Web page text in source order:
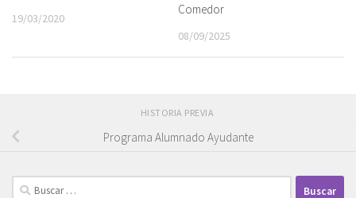
19/03/2020
Comedor
08/09/2025
HISTORIA PREVIA
Programa Alumnado Ayudante
Buscar: